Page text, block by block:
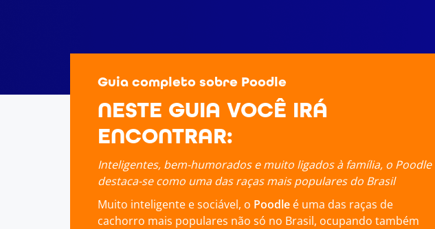
Guia completo sobre Poodle
NESTE GUIA VOCÊ IRÁ
ENCONTRAR:
Inteligentes, bem-humorados e muito ligados à família, o Poodle
destaca-se como uma das raças mais populares do Brasil
Muito inteligente e sociável, o Poodle é uma das raças de
cachorro mais populares não só no Brasil, ocupando também